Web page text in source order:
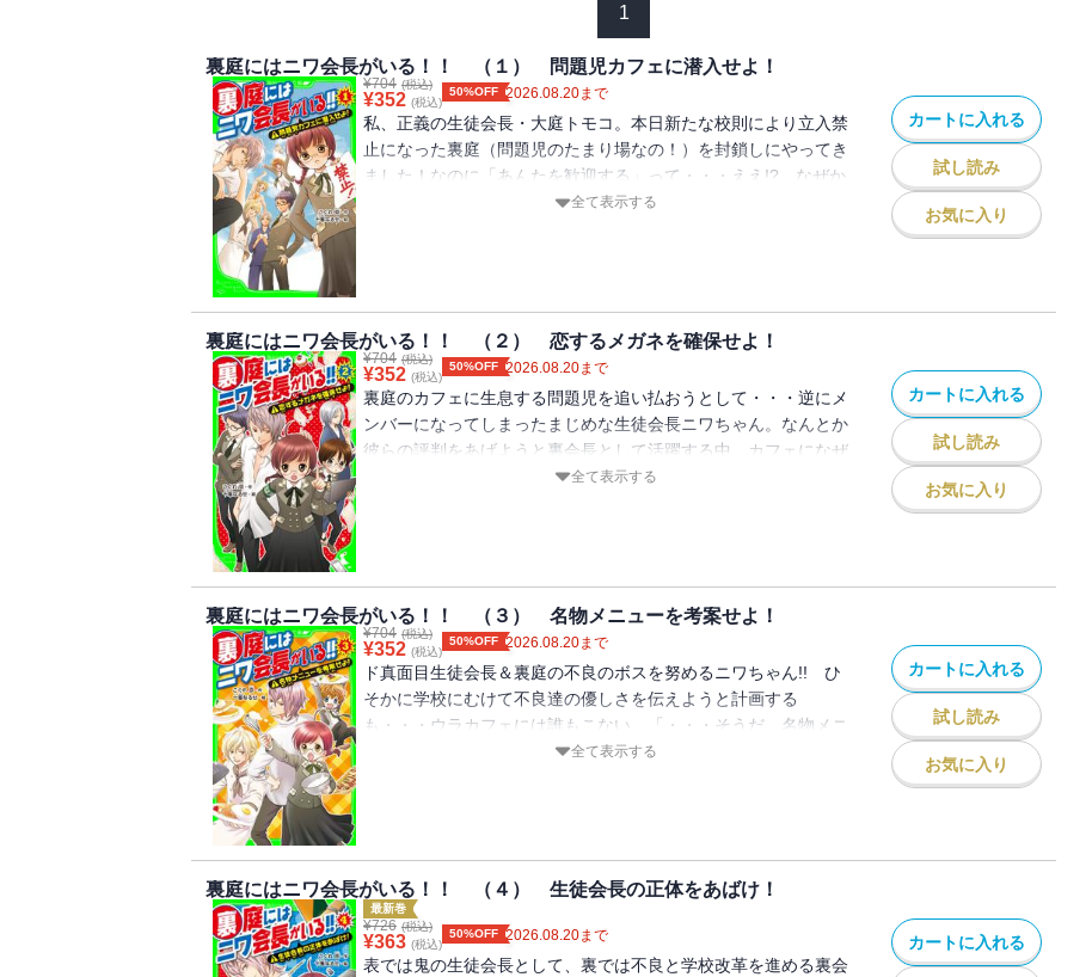
1
裏庭にはニワ会長がいる！！ （１） 問題児カフェに潜入せよ！
¥704 (税込)
¥352 (税込)
50%OFF 2026.08.20まで
私、正義の生徒会長・大庭トモコ。本日新たな校則により立入禁
止になった裏庭（問題児のたまり場なの！）を封鎖しにやってき
ました！なのに「あんたを歓迎する」って・・・ええ!? なぜか
問題児がなついてきた・・・!?【小学中級から ★★】
全て表示する
カートに入れる
試し読み
お気に入り
裏庭にはニワ会長がいる！！ （２） 恋するメガネを確保せよ！
¥704 (税込)
¥352 (税込)
50%OFF 2026.08.20まで
裏庭のカフェに生息する問題児を追い払おうとして・・・逆にメ
ンバーになってしまったまじめな生徒会長ニワちゃん。なんとか
彼らの評判をあげようと裏会長として活躍する中、カフェになぜ
かラブレターの注文がきて・・・!?【小学中級から ★★】
全て表示する
カートに入れる
試し読み
お気に入り
裏庭にはニワ会長がいる！！ （３） 名物メニューを考案せよ！
¥704 (税込)
¥352 (税込)
50%OFF 2026.08.20まで
ド真面目生徒会長＆裏庭の不良のボスを努めるニワちゃん!! ひ
そかに学校にむけて不良達の優しさを伝えようと計画する
も・・・ウラカフェには誰もこない。「・・・そうだ、名物メニ
ューを作れば、人気がでるかも!?」【小学中級から ★★】
全て表示する
カートに入れる
試し読み
お気に入り
裏庭にはニワ会長がいる！！ （４） 生徒会長の正体をあばけ！
最新巻
¥726 (税込)
¥363 (税込)
50%OFF 2026.08.20まで
表では鬼の生徒会長として、裏では不良と学校改革を進める裏会
カートに入れる